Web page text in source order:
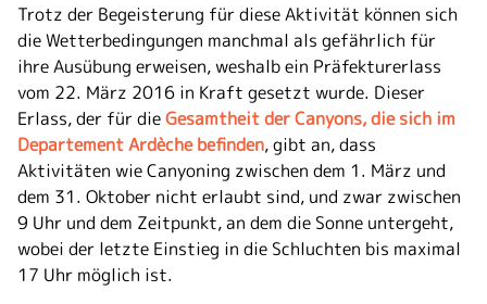
Trotz der Begeisterung für diese Aktivität können sich
die Wetterbedingungen manchmal als gefährlich für
ihre Ausübung erweisen, weshalb ein Präfekturerlass
vom 22. März 2016 in Kraft gesetzt wurde. Dieser
Erlass, der für dieGesamtheit der Canyons, die sich im
Departement Ardèche befinden, gibt an, dass
Aktivitäten wie Canyoning zwischen dem 1. März und
dem 31. Oktober nicht erlaubt sind, und zwar zwischen
9 Uhr und dem Zeitpunkt, an dem die Sonne untergeht,
wobei der letzte Einstieg in die Schluchten bis maximal
17 Uhr möglich ist.